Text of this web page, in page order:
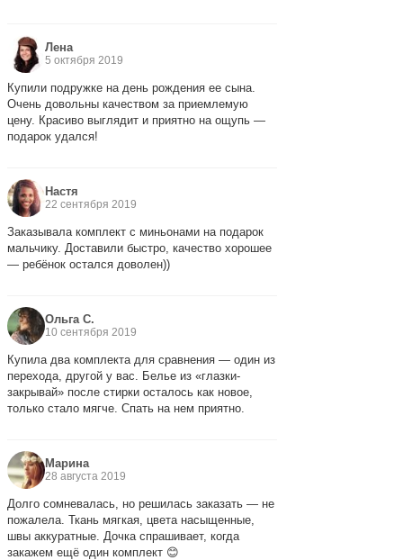
Лена
5 октября 2019
Купили подружке на день рождения ее сына.
Очень довольны качеством за приемлемую
цену. Красиво выглядит и приятно на ощупь —
подарок удался!
Настя
22 сентября 2019
Заказывала комплект с миньонами на подарок
мальчику. Доставили быстро, качество хорошее
— ребёнок остался доволен))
Ольга С.
10 сентября 2019
Купила два комплекта для сравнения — один из
перехода, другой у вас. Белье из «глазки-
закрывай» после стирки осталось как новое,
только стало мягче. Спать на нем приятно.
Марина
28 августа 2019
Долго сомневалась, но решилась заказать — не
пожалела. Ткань мягкая, цвета насыщенные,
швы аккуратные. Дочка спрашивает, когда
закажем ещё один комплект 😊